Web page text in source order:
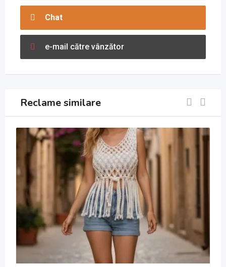
Chat
e-mail către vânzător
Reclame similare